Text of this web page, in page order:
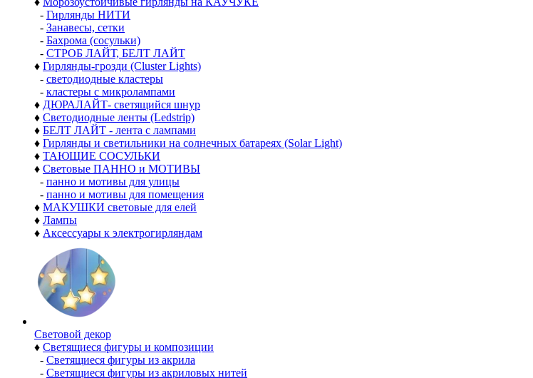
- Гирлянды НИТИ
- Занавесы, сетки
- Бахрома (сосульки)
- СТРОБ ЛАЙТ, БЕЛТ ЛАЙТ
♦ Гирлянды-грозди (Cluster Lights)
- светодиодные кластеры
- кластеры с микролампами
♦ ДЮРАЛАЙТ- светящийся шнур
♦ Светодиодные ленты (Ledstrip)
♦ БЕЛТ ЛАЙТ - лента с лампами
♦ Гирлянды и светильники на солнечных батареях (Solar Light)
♦ ТАЮЩИЕ СОСУЛЬКИ
♦ Световые ПАННО и МОТИВЫ
- панно и мотивы для улицы
- панно и мотивы для помещения
♦ МАКУШКИ световые для елей
♦ Лампы
♦ Аксессуары к электрогирляндам
Световой декор
♦ Светящиеся фигуры и композиции
- Светящиеся фигуры из акрила
- Светящиеся фигуры из акриловых нитей